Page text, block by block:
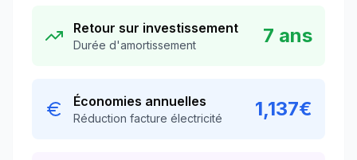
Retour sur investissement
Durée d'amortissement 7 ans
Économies annuelles
Réduction facture électricité 1,137€